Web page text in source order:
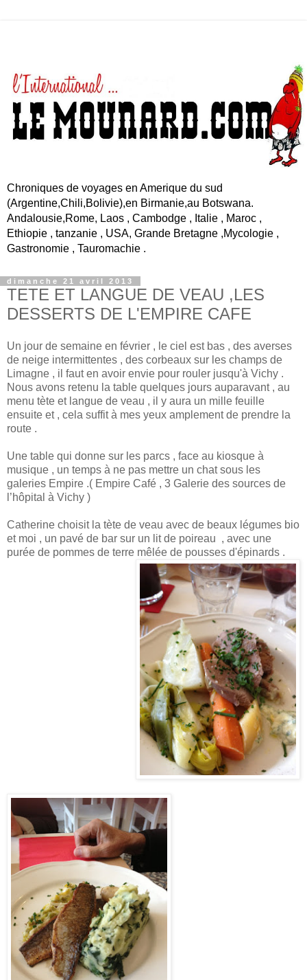
Chroniques de voyages en Amerique du sud
(Argentine,Chili,Bolivie),en Birmanie,au Botswana.
Andalousie,Rome, Laos , Cambodge , Italie , Maroc ,
Ethiopie , tanzanie , USA, Grande Bretagne ,Mycologie ,
Gastronomie , Tauromachie .
dimanche 21 avril 2013
TETE ET LANGUE DE VEAU ,LES
DESSERTS DE L'EMPIRE CAFE
Un jour de semaine en février , le ciel est bas , des averses
de neige intermittentes , des corbeaux sur les champs de
Limagne , il faut en avoir envie pour rouler jusqu'à Vichy .
Nous avons retenu la table quelques jours auparavant , au
menu tète et langue de veau , il y aura un mille feuille
ensuite et , cela suffit à mes yeux amplement de prendre la
route .
Une table qui donne sur les parcs , face au kiosque à
musique , un temps à ne pas mettre un chat sous les
galeries Empire .( Empire Café , 3 Galerie des sources de
l’hôpital à Vichy )
Catherine choisit la tète de veau avec de beaux légumes bio
et moi , un pavé de bar sur un lit de poireau , avec une
purée de pommes de terre mêlée de pousses d'épinards .